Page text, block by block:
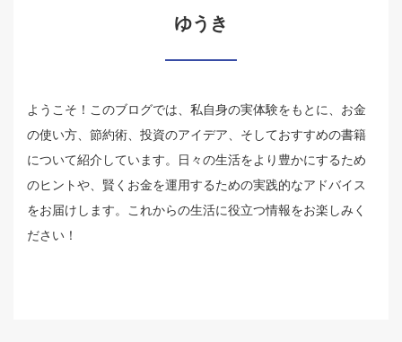
ゆうき
ようこそ！このブログでは、私自身の実体験をもとに、お金
の使い方、節約術、投資のアイデア、そしておすすめの書籍
について紹介しています。日々の生活をより豊かにするため
のヒントや、賢くお金を運用するための実践的なアドバイス
をお届けします。これからの生活に役立つ情報をお楽しみく
ださい！